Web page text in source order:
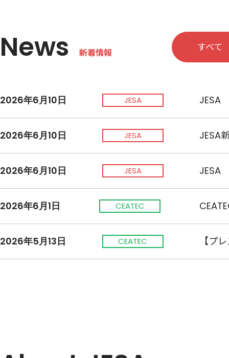
News 新着情報 すべて
2026年6月10日 JESA JESA
2026年6月10日 JESA JESA
2026年6月10日 JESA JESA
2026年6月1日 CEATEC
2026年5月13日 CEATEC 【プ